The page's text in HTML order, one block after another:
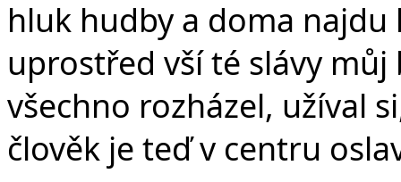
hluk hudby a doma
uprostřed vší té slávy
všechno rozházel, užíval
člověk je teď v centru